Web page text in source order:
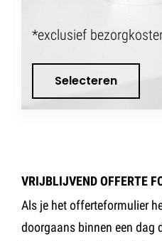
*exclusief
Selecteren
VRIJBLIJVEND OFFERTE
Als je het offerteformulier
doorgaans binnen een dag